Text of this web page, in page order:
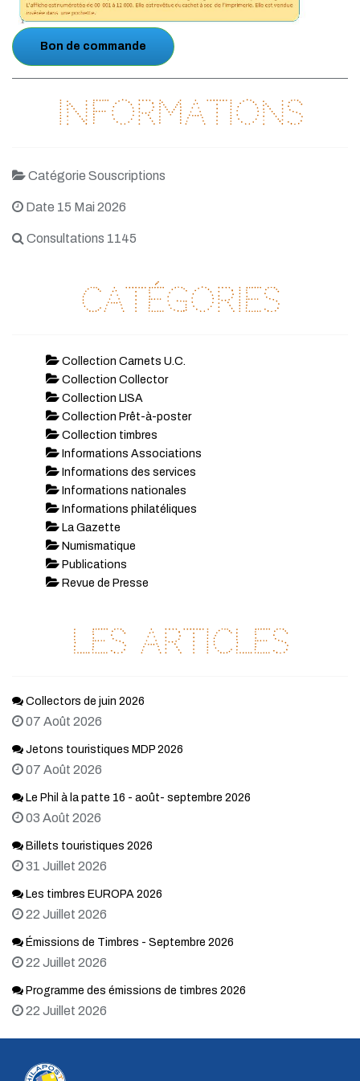
Bon de commande
Informations
Catégorie Souscriptions
Date 15 Mai 2026
Consultations 1145
Catégories
Collection Carnets U.C.
Collection Collector
Collection LISA
Collection Prêt-à-poster
Collection timbres
Informations Associations
Informations des services
Informations nationales
Informations philatéliques
La Gazette
Numismatique
Publications
Revue de Presse
Les articles
Collectors de juin 2026
07 Août 2026
Jetons touristiques MDP 2026
07 Août 2026
Le Phil à la patte 16 - août- septembre 2026
03 Août 2026
Billets touristiques 2026
31 Juillet 2026
Les timbres EUROPA 2026
22 Juillet 2026
Émissions de Timbres - Septembre 2026
22 Juillet 2026
Programme des émissions de timbres 2026
22 Juillet 2026